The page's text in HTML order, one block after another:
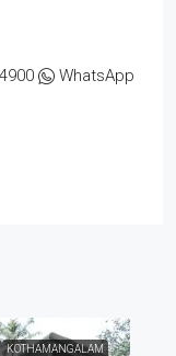
WhatsApp
KOTHAMANGALAM